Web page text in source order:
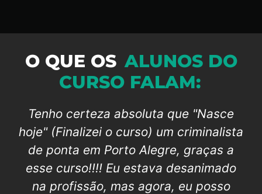
O QUE OS ALUNOS DO
CURSO FALAM:
Inicialmente o que mais me encantou,
são as possibilidades que a plataforma
proporcional quanto ao pagamento,
principalmente para quem está
iniciando a carreira e se encontra